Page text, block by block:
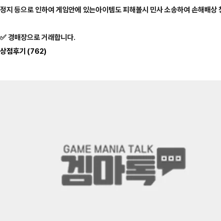
정지 등으로 인하여 게임안에 있는아이템도 피해볼시 민사 소송하여 손해배상
✅ 경매장으로 거래합니다.
상점후기 (762)